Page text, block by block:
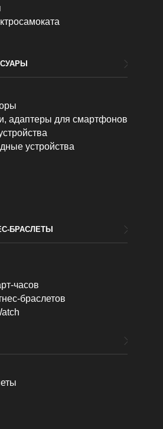
адаптеры для смартфонов
устройства
БРАСЛЕТЫ
часов
браслетов